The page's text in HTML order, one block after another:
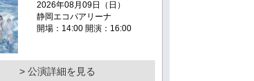
2026年08月09日（日）
静岡エコパアリーナ
開場：14:00 開演：16:00
> 公演詳細を見る